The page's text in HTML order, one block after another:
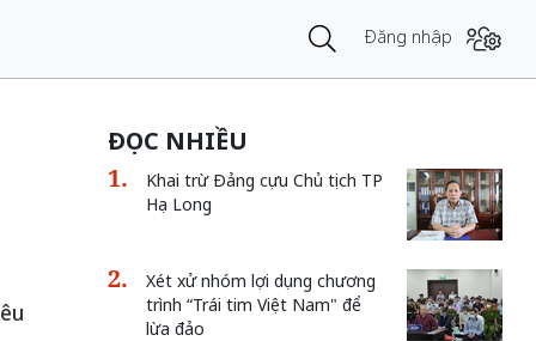
Đăng nhập
ĐỌC NHIỀU
Khai trừ Đảng cựu Chủ tịch TP
Hạ Long
Xét xử nhóm lợi dụng chương
trình “Trái tim Việt Nam" để
lừa đảo